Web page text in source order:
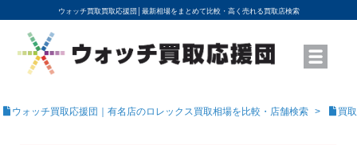
ウォッチ買取買取応援団│ 最新相場をまとめて比較・高く売れる買取店検索
YouTubeで動画を公開中
ROLEXモデル名から買取相場を調べる
高級時計ブランド名から買取相場を調べる
地域から買取店を探す
店舗名から買取店を探す
ブランド時計を高く売る方法
買取査定を依頼する
ウォッチ買取応援団｜有名店のロレックス買取相場を比較・店舗検索 買